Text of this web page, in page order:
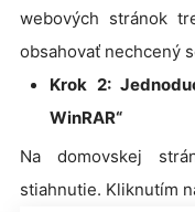
webových stránok
obsahovať nechcený
Krok 2:
WinRAR“
Na domovskej
stiahnutie. Kliknutím